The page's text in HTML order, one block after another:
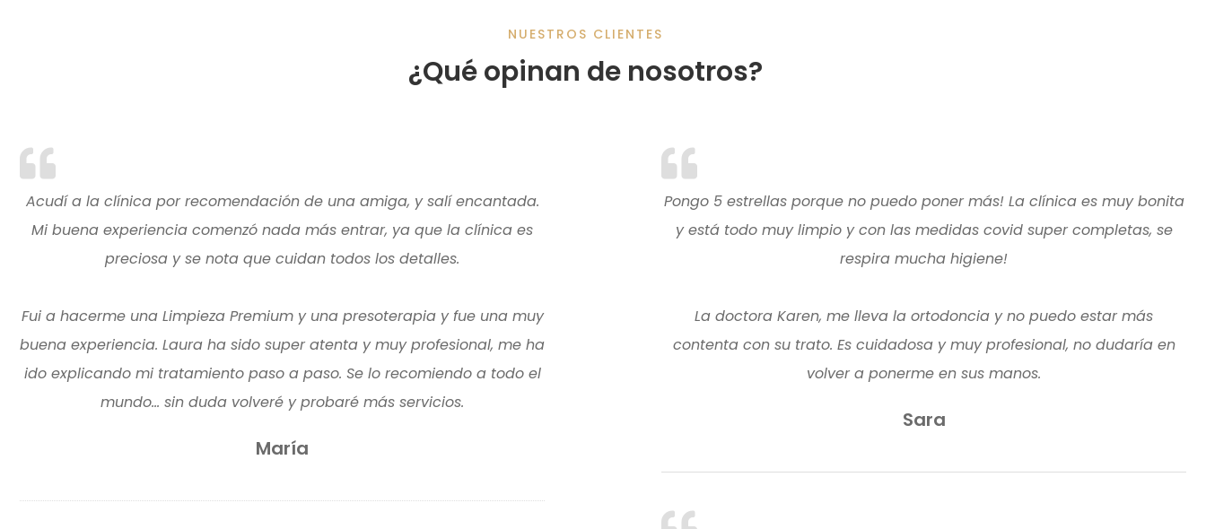
NUESTROS CLIENTES
¿Qué opinan de nosotros?
Acudí a la clínica por recomendación de una amiga, y salí encantada.
Mi buena experiencia comenzó nada más entrar, ya que la clínica es
preciosa y se nota que cuidan todos los detalles.
Fui a hacerme una Limpieza Premium y una presoterapia y fue una muy
buena experiencia. Laura ha sido super atenta y muy profesional, me ha
ido explicando mi tratamiento paso a paso. Se lo recomiendo a todo el
mundo... sin duda volveré y probaré más servicios.
María
Pongo 5 estrellas porque no puedo poner más! La clínica es muy bonita
y está todo muy limpio y con las medidas covid super completas, se
respira mucha higiene!
La doctora Karen, me lleva la ortodoncia y no puedo estar más
contenta con su trato. Es cuidadosa y muy profesional, no dudaría en
volver a ponerme en sus manos.
Sara